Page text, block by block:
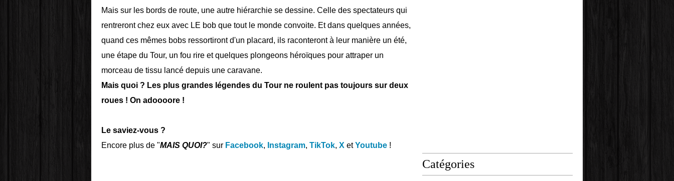
Mais sur les bords de route, une autre hiérarchie se dessine. Celle des spectateurs qui
rentreront chez eux avec LE bob que tout le monde convoite. Et dans quelques années,
quand ces mêmes bobs ressortiront d'un placard, ils raconteront à leur manière un été,
une étape du Tour, un fou rire et quelques plongeons héroïques pour attraper un
morceau de tissu lancé depuis une caravane.
Mais quoi ? Les plus grandes légendes du Tour ne roulent pas toujours sur deux
roues ! On adoooore !
Le saviez-vous ?
Encore plus de "MAIS QUOI?" sur Facebook, Instagram, TikTok, X etYoutube !
Catégories